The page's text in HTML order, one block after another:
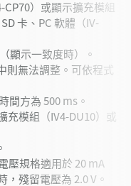
）或顯示擴充模組
卡、PC 軟體（IV-
顯示一致度時）。
則無法調整。可依程式
間方為 500 ms。
充模組（IV4-DU10）或
壓規格適用於 20 mA
殘留電壓為 2.0 V。